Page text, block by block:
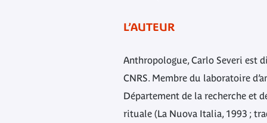
L’AUTEUR
Anthropologue, Carlo Severi est
CNRS. Membre du laboratoire
Département de la recherche et
rituale (La Nuova Italia, 1993 ;